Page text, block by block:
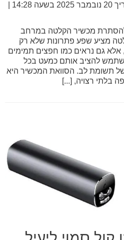
20 נובמבר 2025 בשעה 14:28
מכשיר הקלטה במרחב
מציע שפע פתרונות שלא רק
אלא גם נראים כמו חפצים תמימים
להציב אותם כמעט בכל
תשומת לב. הסוואת המכשיר היא
בלתי רצויה, [...]